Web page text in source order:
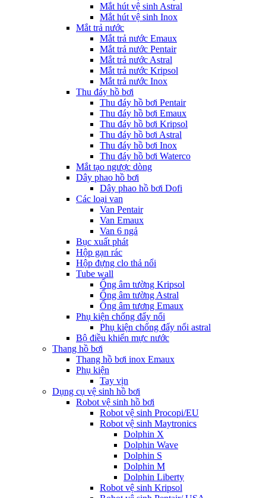
Mắt hút vệ sinh Astral
Mắt hút vệ sinh Inox
Mắt trả nước
Mắt trả nước Emaux
Mắt trả nước Pentair
Mắt trả nước Astral
Mắt trả nước Kripsol
Mắt trả nước Inox
Thu đáy hồ bơi
Thu đáy hồ bơi Pentair
Thu đáy hồ bơi Emaux
Thu đáy hồ bơi Kripsol
Thu đáy hồ bơi Astral
Thu đáy hồ bơi Inox
Thu đáy hồ bơi Waterco
Mắt tạo ngược dòng
Dây phao hồ bơi
Dây phao hồ bơi Dofi
Các loại van
Van Pentair
Van Emaux
Van 6 ngả
Bục xuất phát
Hộp gạn rác
Hộp đựng clo thả nổi
Tube wall
Ống âm tường Kripsol
Ống âm tường Astral
Ống âm tương Emaux
Phụ kiện chống đẩy nổi
Phụ kiện chống đẩy nổi astral
Bộ điều khiển mực nước
Thang hồ bơi
Thang hồ bơi inox Emaux
Phụ kiện
Tay vịn
Dụng cụ vệ sinh hồ bơi
Robot vệ sinh hồ bơi
Robot vệ sinh Procopi/EU
Robot vệ sinh Maytronics
Dolphin X
Dolphin Wave
Dolphin S
Dolphin M
Dolphin Liberty
Robot vệ sinh Kripsol